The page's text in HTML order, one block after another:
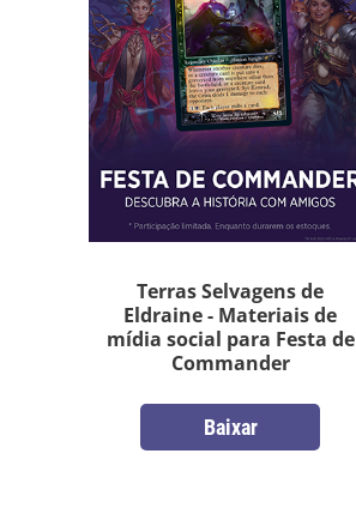
Terras Selvagens de
Eldraine - Materiais de
mídia social para Festa de
Commander
Baixar